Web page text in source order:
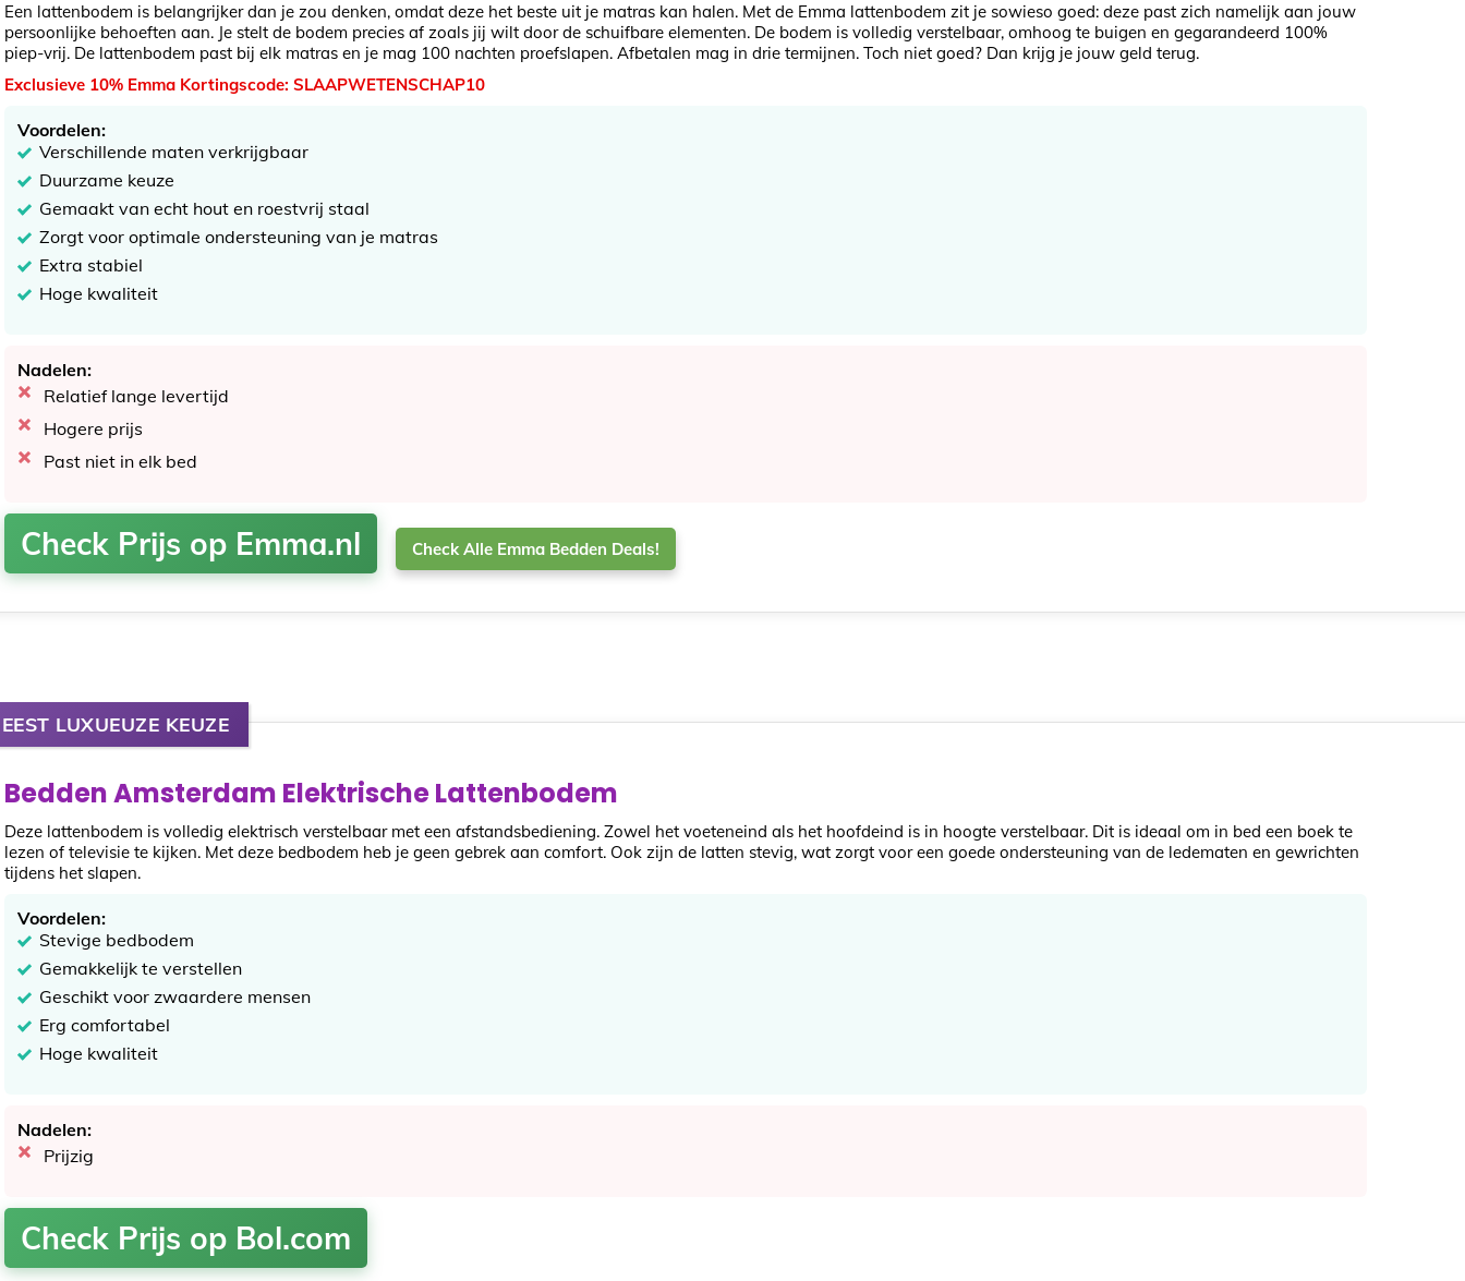
Een lattenbodem is belangrijker dan je zou denken, omdat deze het beste uit je matras kan halen. Met de Emma lattenbodem zit je sowieso goed: deze past zich namelijk aan jouw
persoonlijke behoeften aan. Je stelt de bodem precies af zoals jij wilt door de schuifbare elementen. De bodem is volledig verstelbaar, omhoog te buigen en gegarandeerd 100%
piep-vrij. De lattenbodem past bij elk matras en je mag 100 nachten proefslapen. Afbetalen mag in drie termijnen. Toch niet goed? Dan krijg je jouw geld terug.
Exclusieve 10% Emma Kortingscode: SLAAPWETENSCHAP10
Voordelen:
Verschillende maten verkrijgbaar
Duurzame keuze
Gemaakt van echt hout en roestvrij staal
Zorgt voor optimale ondersteuning van je matras
Extra stabiel
Hoge kwaliteit
Nadelen:
Relatief lange levertijd
Hogere prijs
Past niet in elk bed
Check Prijs op Emma.nl Check Alle Emma Bedden Deals!
LUXUEUZE KEUZE
Bedden Amsterdam Elektrische Lattenbodem
Deze lattenbodem is volledig elektrisch verstelbaar met een afstandsbediening. Zowel het voeteneind als het hoofdeind is in hoogte verstelbaar. Dit is ideaal om in bed een boek te
lezen of televisie te kijken. Met deze bedbodem heb je geen gebrek aan comfort. Ook zijn de latten stevig, wat zorgt voor een goede ondersteuning van de ledematen en gewrichten
tijdens het slapen.
Voordelen:
Stevige bedbodem
Gemakkelijk te verstellen
Geschikt voor zwaardere mensen
Erg comfortabel
Hoge kwaliteit
Nadelen:
Prijzig
Check Prijs op Bol.com